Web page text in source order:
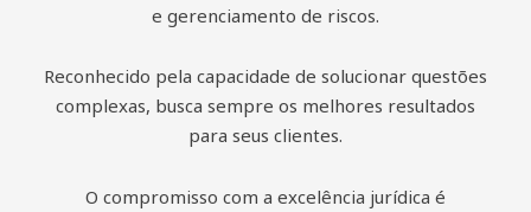
e gerenciamento de riscos.
Reconhecido pela capacidade de solucionar questões
complexas, busca sempre os melhores resultados
para seus clientes.
O compromisso com a excelência jurídica é